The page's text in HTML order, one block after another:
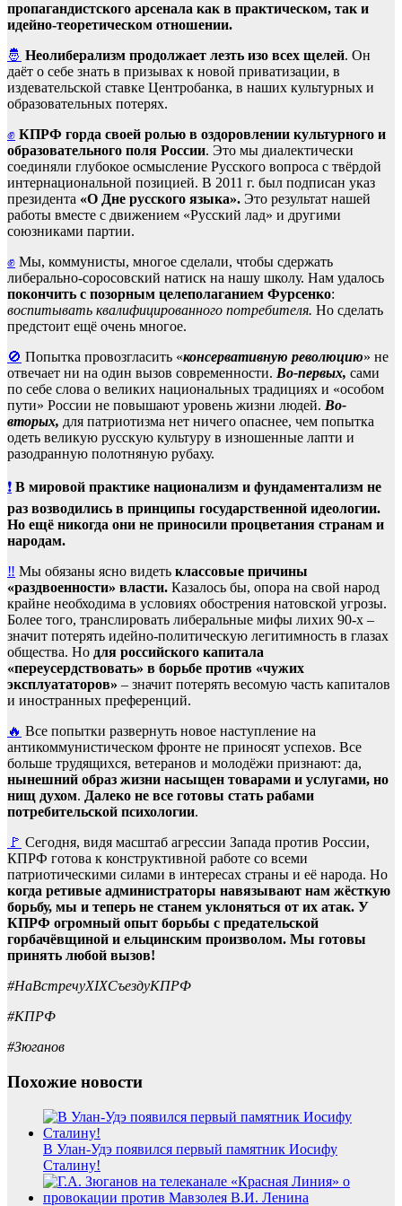
пропагандистского арсенала как в практическом, так и
идейно-теоретическом отношении.
🤴 Неолиберализм продолжает лезть изо всех щелей. Он
даёт о себе знать в призывах к новой приватизации, в
издевательской ставке Центробанка, в наших культурных и
образовательных потерях.
✊ КПРФ горда своей ролью в оздоровлении культурного и
образовательного поля России. Это мы диалектически
соединяли глубокое осмысление Русского вопроса с твёрдой
интернациональной позицией. В 2011 г. был подписан указ
президента «О Дне русского языка». Это результат нашей
работы вместе с движением «Русский лад» и другими
союзниками партии.
✊ Мы, коммунисты, многое сделали, чтобы сдержать
либерально-соросовский натиск на нашу школу. Нам удалось
покончить с позорным целеполаганием Фурсенко:
воспитывать квалифицированного потребителя. Но сделать
предстоит ещё очень многое.
🚫 Попытка провозгласить «консервативную революцию» не
отвечает ни на один вызов современности. Во-первых, сами
по себе слова о великих национальных традициях и «особом
пути» России не повышают уровень жизни людей. Во-
вторых, для патриотизма нет ничего опаснее, чем попытка
одеть великую русскую культуру в изношенные лапти и
разодранную полотняную рубаху.
❗️ В мировой практике национализм и фундаментализм не
раз возводились в принципы государственной идеологии.
Но ещё никогда они не приносили процветания странам и
народам.
‼️ Мы обязаны ясно видеть классовые причины
«раздвоенности» власти. Казалось бы, опора на свой народ
крайне необходима в условиях обострения натовской угрозы.
Более того, транслировать либеральные мифы лихих 90-х –
значит потерять идейно-политическую легитимность в глазах
общества. Но для российского капитала
«переусердствовать» в борьбе против «чужих
эксплуататоров» – значит потерять весомую часть капиталов
и иностранных преференций.
🔥 Все попытки развернуть новое наступление на
антикоммунистическом фронте не приносят успехов. Все
больше трудящихся, ветеранов и молодёжи признают: да,
нынешний образ жизни насыщен товарами и услугами, но
нищ духом. Далеко не все готовы стать рабами
потребительской психологии.
🚩 Сегодня, видя масштаб агрессии Запада против России,
КПРФ готова к конструктивной работе со всеми
патриотическими силами в интересах страны и её народа. Но
когда ретивые администраторы навязывают нам жёсткую
борьбу, мы и теперь не станем уклоняться от их атак. У
КПРФ огромный опыт борьбы с предательской
горбачёвщиной и ельцинским произволом. Мы готовы
принять любой вызов!
#НаВстречуXIXСъездуКПРФ
#КПРФ
#Зюганов
Похожие новости
В Улан-Удэ появился первый памятник Иосифу
Сталину!